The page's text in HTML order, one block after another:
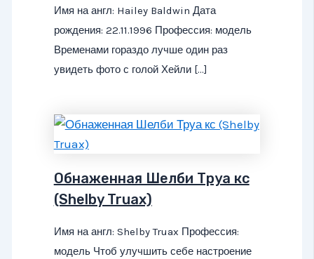
Имя на англ: Hailey Baldwin Дата
рождения: 22.11.1996 Профессия: модель
Временами гораздо лучше один раз
увидеть фото с голой Хейли […]
Обнаженная Шелби Труа кс
(Shelby Truax)
Имя на англ: Shelby Truax Профессия:
модель Чтоб улучшить себе настроение